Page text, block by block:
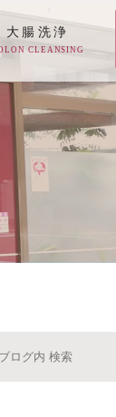
大腸洗浄
CLEANSING